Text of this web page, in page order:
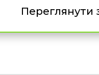
Переглянути